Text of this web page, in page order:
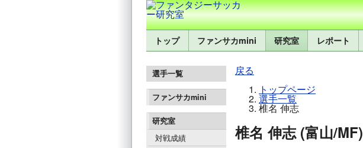
トップ ファンサカmini 研究室 レポート
選手一覧
ファンサカmini
研究室
対戦成績
戻る
トップページ
選手一覧
椎名 伸志
椎名 伸志 (富山/MF)